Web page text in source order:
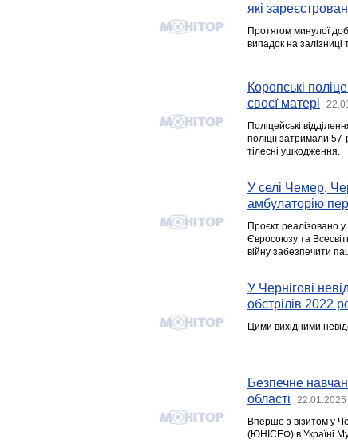
які
Протягом минулої
випадок на
Коропські
своєї матері
Поліцейські
поліції затримали
тілесні ушкодження.
У селі Чемер,
амбулаторію
Проєкт реалізовано
Євросоюзу та
війну забезпечити
У Чернігові
обстрілів 2022
Цими вихідними
Безпечне
області
22.01.2025
Вперше з візитом у
(ЮНІСЕФ) в Україні